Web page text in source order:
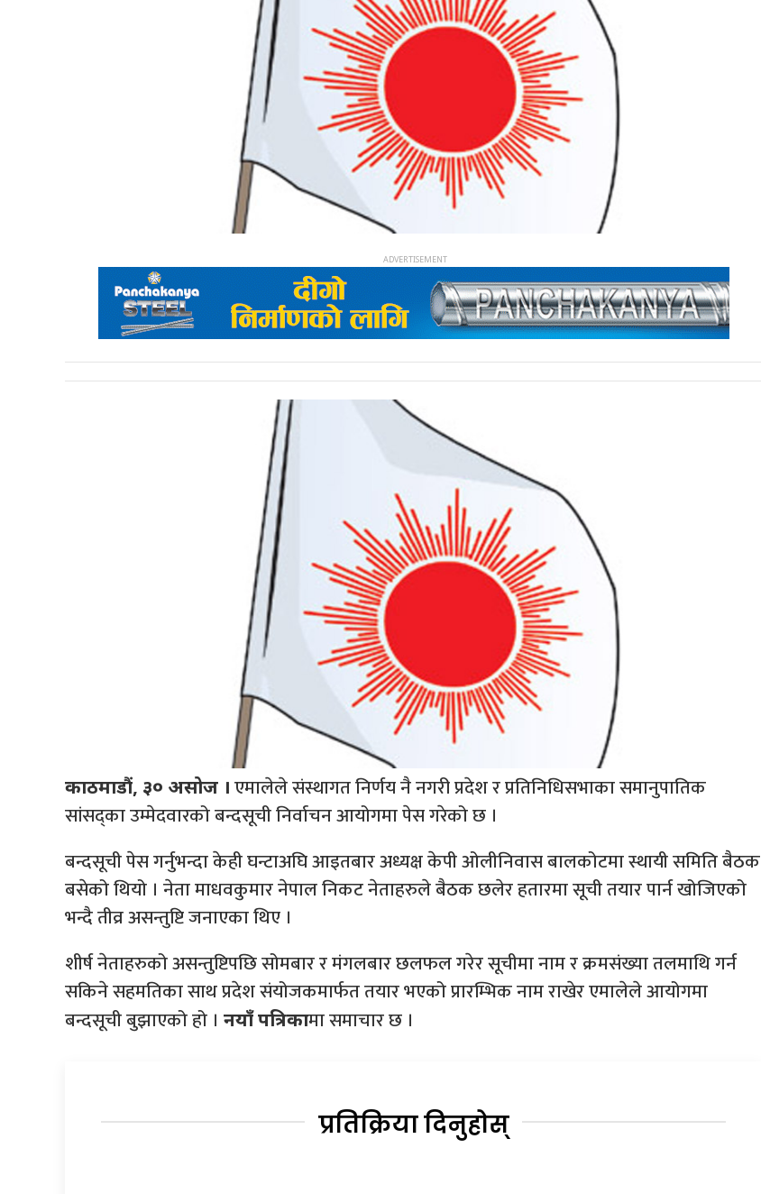
काठमाडौं, ३० असोज । एमालेले संस्थागत निर्णय नै नगरी प्रदेश र प्रतिनिधिसभाका समानुपातिक
सांसद्का उम्मेदवारको बन्दसूची निर्वाचन आयोगमा पेस गरेको छ ।
बन्दसूची पेस गर्नुभन्दा केही घन्टाअघि आइतबार अध्यक्ष केपी ओलीनिवास बालकोटमा स्थायी समिति बैठक
बसेको थियो । नेता माधवकुमार नेपाल निकट नेताहरुले बैठक छलेर हतारमा सूची तयार पार्न खोजिएको
भन्दै तीव्र असन्तुष्टि जनाएका थिए ।
शीर्ष नेताहरुको असन्तुष्टिपछि सोमबार र मंगलबार छलफल गरेर सूचीमा नाम र क्रमसंख्या तलमाथि गर्न
सकिने सहमतिका साथ प्रदेश संयोजकमार्फत तयार भएको प्रारम्भिक नाम राखेर एमालेले आयोगमा
बन्दसूची बुझाएको हो । नयाँ पत्रिकामा समाचार छ ।
प्रतिक्रिया दिनुहोस्